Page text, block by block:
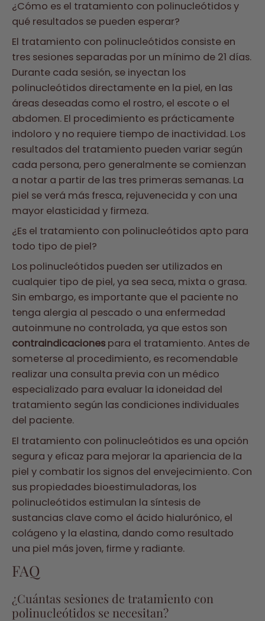
¿Cómo es el tratamiento con polinucleótidos y
qué resultados se pueden esperar?
El tratamiento con polinucleótidos consiste en
tres sesiones separadas por un mínimo de 21 días.
Durante cada sesión, se inyectan los
polinucleótidos directamente en la piel, en las
áreas deseadas como el rostro, el escote o el
abdomen. El procedimiento es prácticamente
indoloro y no requiere tiempo de inactividad. Los
resultados del tratamiento pueden variar según
cada persona, pero generalmente se comienzan
a notar a partir de las tres primeras semanas. La
piel se verá más fresca, rejuvenecida y con una
mayor elasticidad y firmeza.
¿Es el tratamiento con polinucleótidos apto para
todo tipo de piel?
Los polinucleótidos pueden ser utilizados en
cualquier tipo de piel, ya sea seca, mixta o grasa.
Sin embargo, es importante que el paciente no
tenga alergia al pescado o una enfermedad
autoinmune no controlada, ya que estos son
contraindicaciones para el tratamiento. Antes de
someterse al procedimiento, es recomendable
realizar una consulta previa con un médico
especializado para evaluar la idoneidad del
tratamiento según las condiciones individuales
del paciente.
El tratamiento con polinucleótidos es una opción
segura y eficaz para mejorar la apariencia de la
piel y combatir los signos del envejecimiento. Con
sus propiedades bioestimuladoras, los
polinucleótidos estimulan la síntesis de
sustancias clave como el ácido hialurónico, el
colágeno y la elastina, dando como resultado
una piel más joven, firme y radiante.
FAQ
¿Cuántas sesiones de tratamiento con
polinucleótidos se necesitan?